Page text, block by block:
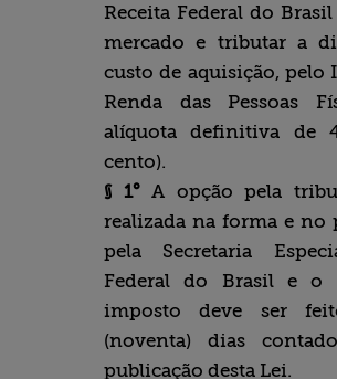
Receita Federal do
mercado e tributar a
custo de aquisição, pelo
Renda das Pessoas
alíquota definitiva de
cento).
§ 1°A opção pela
realizada na forma e no
pela Secretaria
Federal do Brasil e o
imposto deve ser
(noventa) dias
publicação desta Lei.